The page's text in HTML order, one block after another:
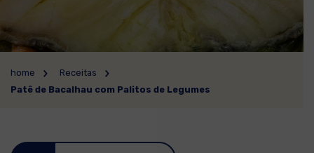
home
Receitas
Patê de Bacalhau com Palitos de Legumes